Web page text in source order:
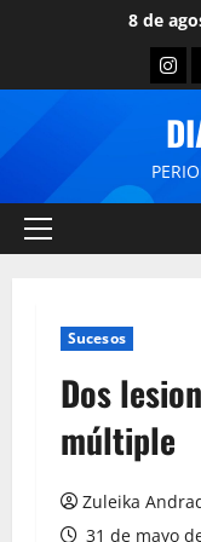
8 de
Sucesos
Dos
múltiple
Zuleika
31 de mayo